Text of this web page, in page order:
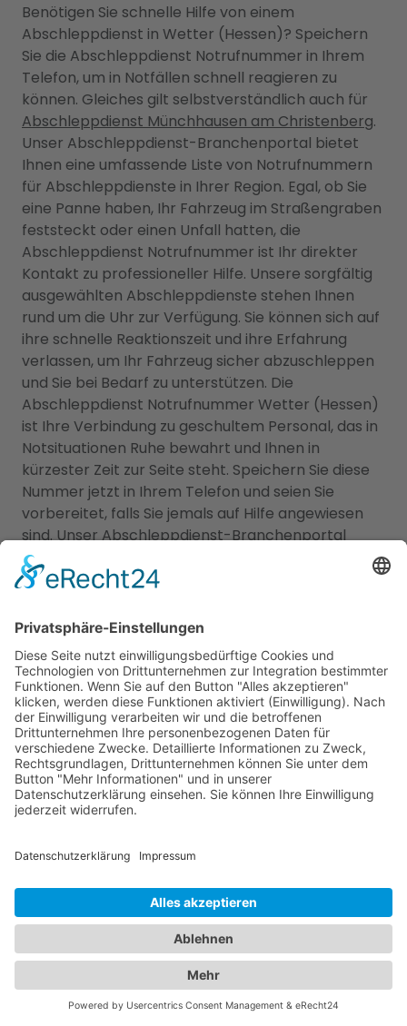
Benötigen Sie schnelle Hilfe von einem
Abschleppdienst in Wetter (Hessen)? Speichern
Sie die Abschleppdienst Notrufnummer in Ihrem
Telefon, um in Notfällen schnell reagieren zu
können. Gleiches gilt selbstverständlich auch für
Abschleppdienst Münchhausen am Christenberg.
Unser Abschleppdienst-Branchenportal bietet
Ihnen eine umfassende Liste von Notrufnummern
für Abschleppdienste in Ihrer Region. Egal, ob Sie
eine Panne haben, Ihr Fahrzeug im Straßengraben
feststeckt oder einen Unfall hatten, die
Abschleppdienst Notrufnummer ist Ihr direkter
Kontakt zu professioneller Hilfe. Unsere sorgfältig
ausgewählten Abschleppdienste stehen Ihnen
rund um die Uhr zur Verfügung. Sie können sich auf
ihre schnelle Reaktionszeit und ihre Erfahrung
verlassen, um Ihr Fahrzeug sicher abzuschleppen
und Sie bei Bedarf zu unterstützen. Die
Abschleppdienst Notrufnummer Wetter (Hessen)
ist Ihre Verbindung zu geschultem Personal, das in
Notsituationen Ruhe bewahrt und Ihnen in
kürzester Zeit zur Seite steht. Speichern Sie diese
Nummer jetzt in Ihrem Telefon und seien Sie
vorbereitet, falls Sie jemals auf Hilfe angewiesen
sind. Unser Abschleppdienst-Branchenportal
macht es einfach, die richtige Notrufnummer für
Abschleppdienste zu finden. Rufen Sie bei Bedarf
erhalten Sie professionelle Hilfe, wann immer Sie
Von Abschleppdiensten bis zu
komfortablen Unterkünften:
Alles, was Sie brauchen, an
einem Ort
Unser umfangreiches Branchenportal bietet Ihnen
nicht nur alle Informationen rund um zuverlässige
Auswahl an Hotels für Ihren nächsten Aufenthalt.
Hier finden Sie alles, was Sie benötigen, um sowohl
im Notfall als auch bei der Urlaubsplanung bestens
informiert zu sein. Egal ob Sie einen
Abschleppdienst in Ihrer Nähe suchen oder nach
Hotel Wetter (Hessen)
Reisevorhaben Ausschau halten - bei uns sind Sie
richtig. Unser Portal präsentiert Ihnen eine